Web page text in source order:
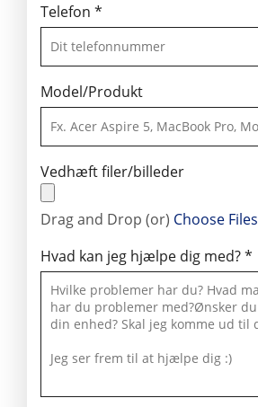
Telefon *
Model/Produkt
Vedhæft filer/billeder
Drag and Drop (or) Choose Files
Hvad kan jeg hjælpe dig med?*